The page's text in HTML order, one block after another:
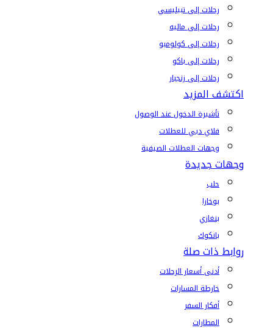
رحلات إلى تبيليسي
رحلات إلى ماليه
رحلات إلى كولومبو
رحلات إلى باكو
رحلات إلى زنجبار
اكتشف المزيد
تأشيرة الدخول عند الوصول
فلاي دبي للعطلات
وجهات العطلات الصيفية
وجهات جديدة
حلب
بوخارا
بنغازي
بانكوك
روابط ذات صلة
أدنى أسعار الرحلات
خارطة المسارات
أفكار السفر
المطارات